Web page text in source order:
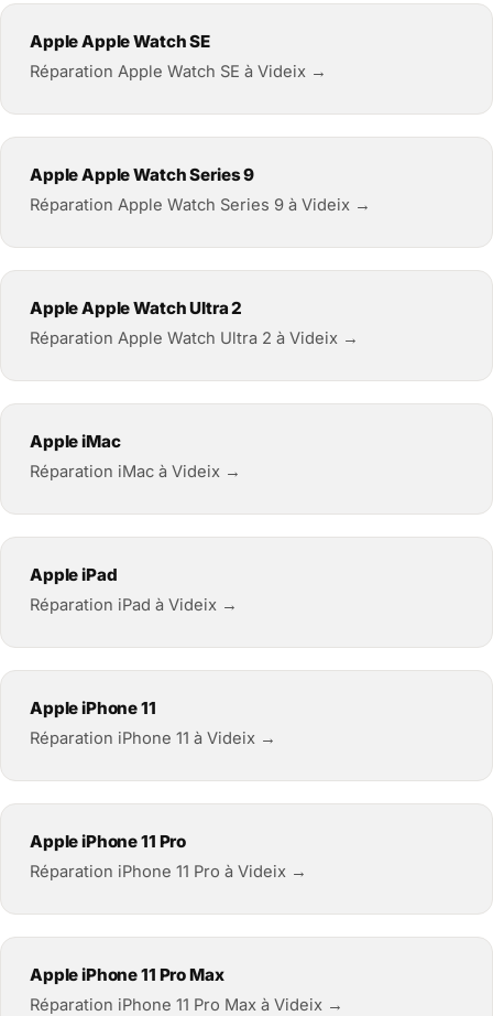
Apple Apple Watch SE
Réparation Apple Watch SE à Videix →
Apple Apple Watch Series 9
Réparation Apple Watch Series 9 à Videix →
Apple Apple Watch Ultra 2
Réparation Apple Watch Ultra 2 à Videix →
Apple iMac
Réparation iMac à Videix →
Apple iPad
Réparation iPad à Videix →
Apple iPhone 11
Réparation iPhone 11 à Videix →
Apple iPhone 11 Pro
Réparation iPhone 11 Pro à Videix →
Apple iPhone 11 Pro Max
Réparation iPhone 11 Pro Max à Videix →